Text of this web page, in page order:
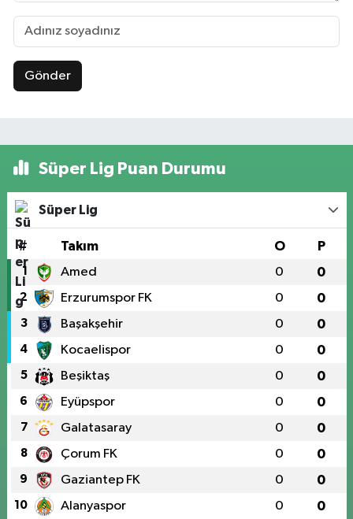
Gönder
Süper Lig Puan Durumu
Süper Lig
# Takım O P
1 Amed 0 0
2 Erzurumspor FK 0 0
3 Başakşehir 0 0
4 Kocaelispor 0 0
5 Beşiktaş 0 0
6 Eyüpspor 0 0
7 Galatasaray 0 0
8 Çorum FK 0 0
9 Gaziantep FK 0 0
10 Alanyaspor 0 0